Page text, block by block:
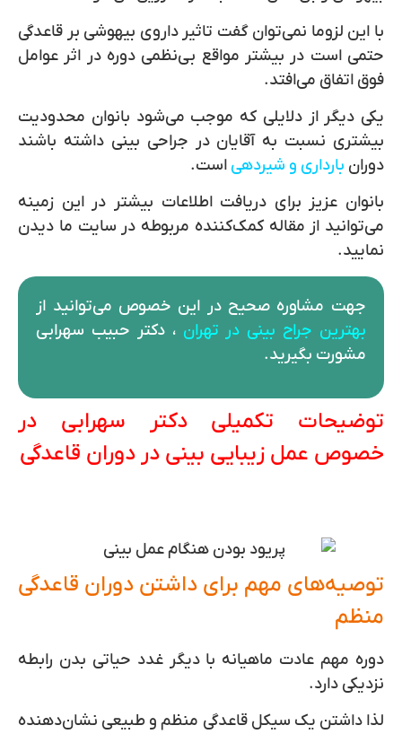
با این لزوما نمی‌توان گفت تاثیر داروی بیهوشی بر قاعدگی
حتمی است در بیشتر مواقع بی‌نظمی دوره در اثر عوامل
فوق اتفاق می‌افتد.
یکی دیگر از دلایلی که موجب می‌شود بانوان محدودیت
بیشتری نسبت به آقایان در جراحی بینی داشته باشند
دوران بارداری و شیردهی است.
بانوان عزیز برای دریافت اطلاعات بیشتر در این زمینه
می‌توانید از مقاله کمک‌کننده مربوطه در سایت ما دیدن
نمایید.
جهت مشاوره صحیح در این خصوص می‌توانید از
بهترین جراح بینی در تهران ، دکتر حبیب سهرابی
مشورت بگیرید.
توضیحات تکمیلی دکتر سهرابی در
خصوص عمل زیبایی بینی در دوران قاعدگی
توصیه‌های مهم برای داشتن دوران قاعدگی
منظم
دوره مهم عادت ماهیانه با دیگر غدد حیاتی بدن رابطه
نزدیکی دارد.
لذا داشتن یک سیکل قاعدگی منظم و طبیعی نشان‌دهنده